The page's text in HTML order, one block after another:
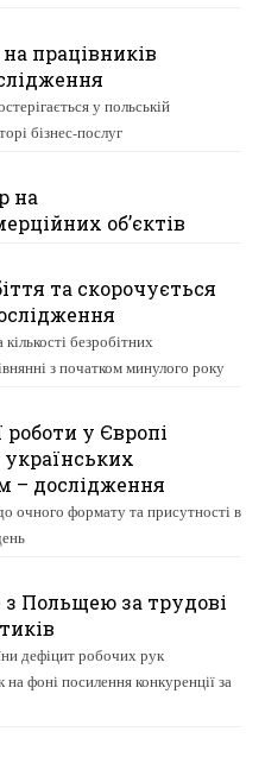
працівників
у польській
бізнес-послуг
на
об’єктів
та скорочується
безробітних
з початком минулого року
у Європі
– дослідження
очного формату та присутності в
Польщею за трудові
дефіцит робочих рук
фоні посилення конкуренції за